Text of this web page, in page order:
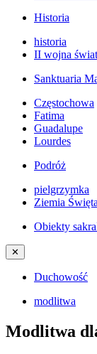
Historia
historia
II wojna
Sanktuaria
Częstochowa
Fatima
Guadalupe
Lourdes
Podróż
pielgrzymka
Ziemia Święta
Obiekty
✕
Duchowość
modlitwa
Modlitwa